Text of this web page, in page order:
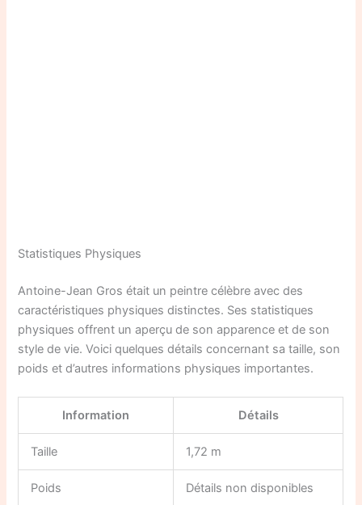
Statistiques Physiques
Antoine-Jean Gros était un peintre célèbre avec des
caractéristiques physiques distinctes. Ses statistiques
physiques offrent un aperçu de son apparence et de son
style de vie. Voici quelques détails concernant sa taille, son
poids et d’autres informations physiques importantes.
Information Détails
Taille 1,72 m
Poids Détails non disponibles